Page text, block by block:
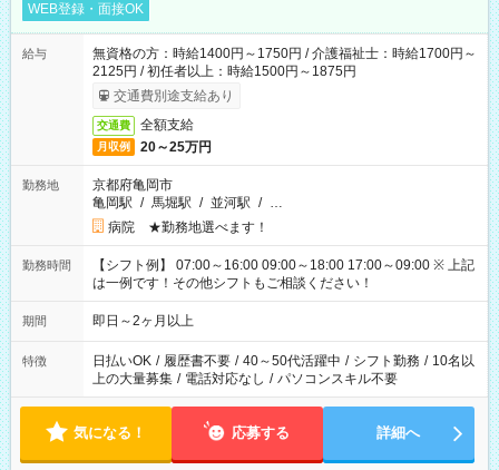
WEB登録・面接OK
給与
無資格の方：時給1400円～1750円 / 介護福祉士：時給1700円～
2125円 / 初任者以上：時給1500円～1875円
交通費別途支給あり
交通費 全額支給
月収例 20～25万円
勤務地
京都府亀岡市
亀岡駅 / 馬堀駅 / 並河駅 / …
病院 ★勤務地選べます！
勤務時間
【シフト例】 07:00～16:00 09:00～18:00 17:00～09:00 ※ 上記
は一例です！その他シフトもご相談ください！
期間 即日～2ヶ月以上
特徴 日払いOK / 履歴書不要 / 40～50代活躍中 / シフト勤務 / 10名以
上の大量募集 / 電話対応なし / パソコンスキル不要
気になる！ 応募する 詳細へ